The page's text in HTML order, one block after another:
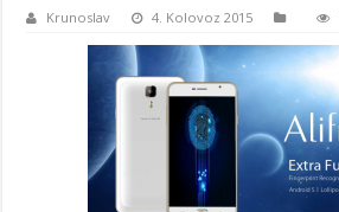
Krunoslav 4. Kolovoz 2015